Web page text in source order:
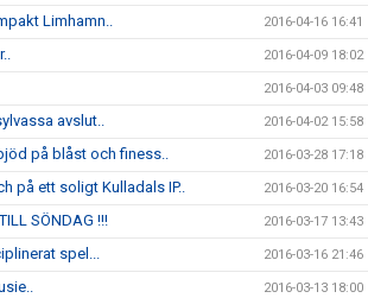
Limhamn.. 2016-04-16 16:41
2016-04-09 18:02
2016-04-03 09:48
avslut.. 2016-04-02 15:58
på blåst och finess.. 2016-03-28 17:18
på ett soligt Kulladals IP.. 2016-03-20 16:54
SÖNDAG !!! 2016-03-17 13:43
spel... 2016-03-16 21:46
2016-03-13 18:00